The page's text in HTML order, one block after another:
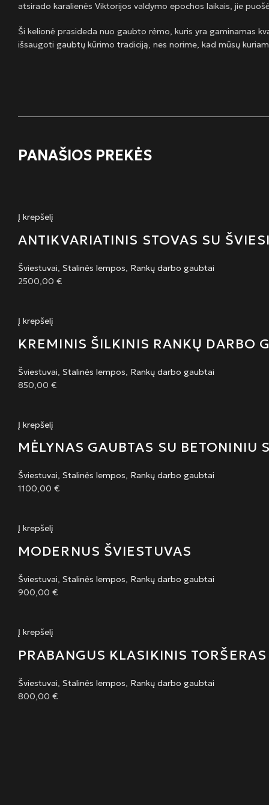
atsirado karalienės Viktorijos valdymo epochos laikais, jie
Ši kelionė prasideda nuo gaubto rėmo, kuris yra gaminamas
išsaugoti gaubtų kūrimo tradiciją, nes norime, kad mūsų
PANAŠIOS PREKĖS
Į krepšelį
ANTIKVARIATINIS STOVAS SU
Šviestuvai, Stalinės lempos, Rankų darbo gaubtai
2500,00 €
Į krepšelį
KREMINIS ŠILKINIS RANKŲ DARBO
Šviestuvai Stalinės lempos Rankų darbo gaubtai
850,00 €
Į krepšelį
MĖLYNAS GAUBTAS SU BETONINIU
Šviestuvai, Stalinės lempos, Rankų darbo gaubtai
1100,00 €
Į krepšelį
MODERNUS ŠVIESTUVAS
Šviestuvai, Stalinės lempos, Rankų darbo gaubtai
900,00 €
Į krepšelį
PRABANGUS KLASIKINIS TORŠERAS
Šviestuvai, Stalinės lempos, Rankų darbo gaubtai
800,00 €